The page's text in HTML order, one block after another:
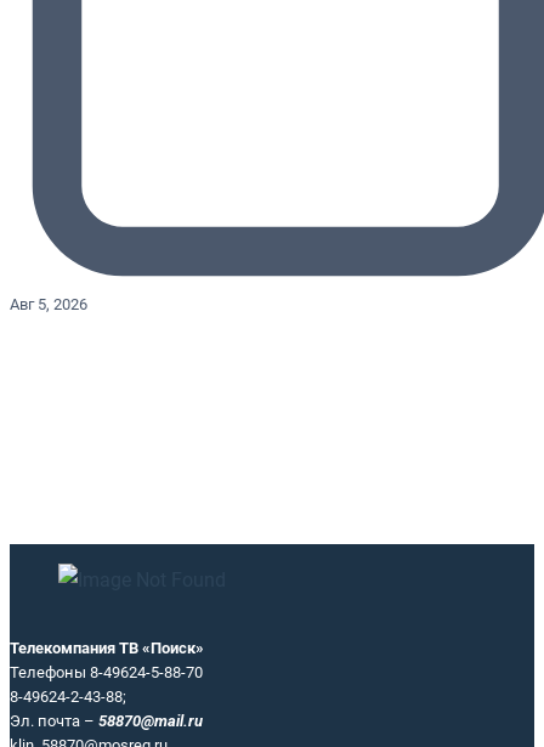
Авг 5, 2026
Телекомпания ТВ «Поиск»
Телефоны 8-49624-5-88-70
8-49624-2-43-88;
Эл. почта – 58870@mail.ru